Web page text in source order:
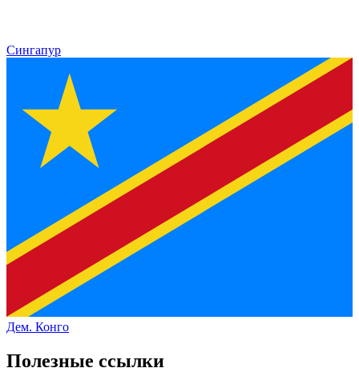
Сингапур
Дем. Конго
Полезные ссылки